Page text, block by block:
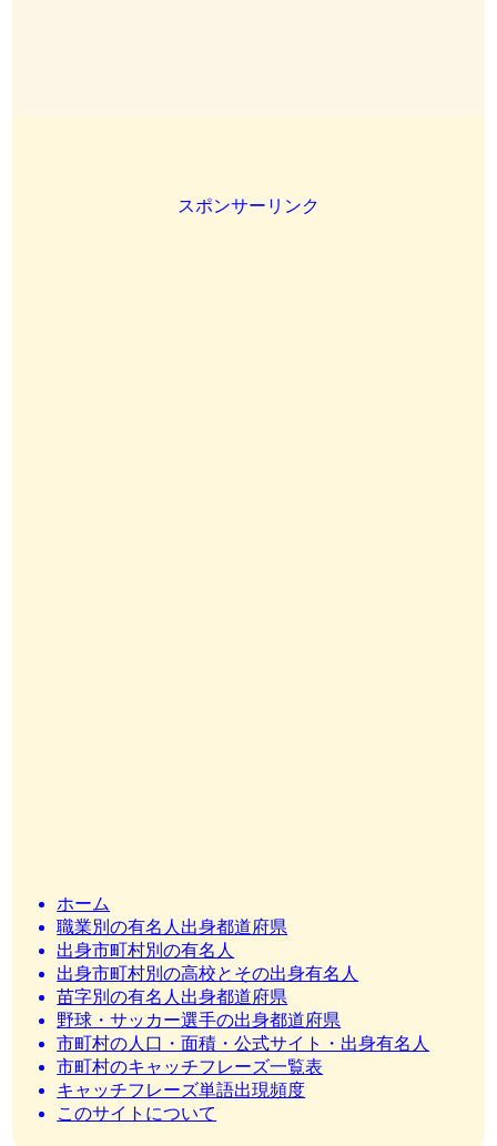
スポンサーリンク
ホーム
職業別の有名人出身都道府県
出身市町村別の有名人
出身市町村別の高校とその出身有名人
苗字別の有名人出身都道府県
野球・サッカー選手の出身都道府県
市町村の人口・面積・公式サイト・出身有名人
市町村のキャッチフレーズ一覧表
キャッチフレーズ単語出現頻度
このサイトについて